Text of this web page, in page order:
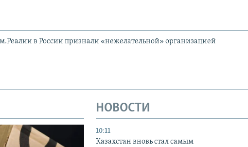
в России признали «нежелательной» организацией
НОВОСТИ
10:11
Казахстан вновь стал самым